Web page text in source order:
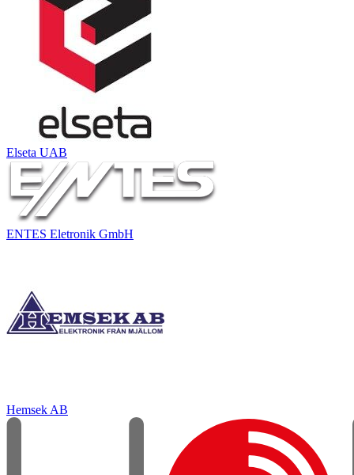
Elseta UAB
ENTES Eletronik GmbH
Hemsek AB